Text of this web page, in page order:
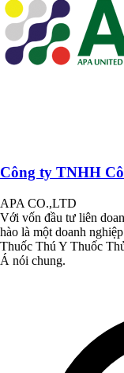
Công ty TNHH
APA CO.,LTD
Với vốn đầu tư liên
hào là một doanh
Thuốc Thú Y Thuốc
Á nói chung.